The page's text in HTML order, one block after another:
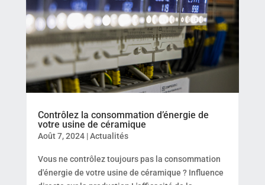
Contrôlez la consommation d’énergie de
votre usine de céramique
Août 7, 2024|Actualités
Vous ne contrôlez toujours pas la consommation
d'énergie de votre usine de céramique ? Influence